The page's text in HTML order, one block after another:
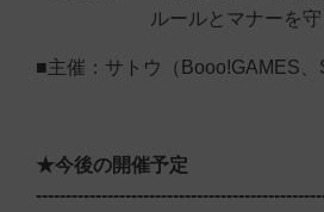
ルールとマナーを守っ
■主催：サトウ（Booo!GAMES、
★今後の開催予定